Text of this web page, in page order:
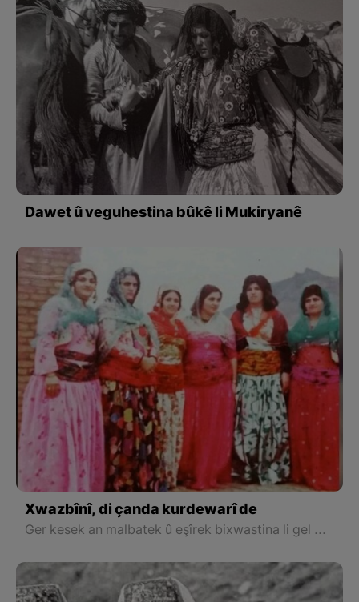
Dawet û veguhestina bûkê li Mukiryanê
Xwazbînî, di çanda kurdewarî de
Ger kesek an malbatek û eşîrek bixwastina li gel mal an tayfe an eşîreke din xizmatî pêk bianîna, û daxwaza keç\jina wê malbatê dikirin û diçûn bo xwazigîniyê.